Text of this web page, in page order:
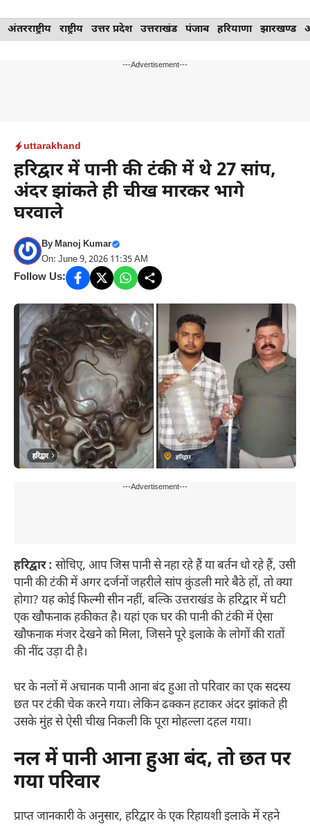
Skip
to
अंतरराष्ट्रीय राष्ट्रीय उत्तर प्रदेश उत्तराखंड पंजाब हरियाणा झारखण्ड
---Advertisement---
uttarakhand
हरिद्वार में पानी की टंकी में थे 27 सांप,
अंदर झांकते ही चीख मारकर भागे
घरवाले
ByManoj Kumar
On: June 9, 2026 11:35 AM
Follow Us:
---Advertisement---
हरिद्वार : सोचिए, आप जिस पानी से नहा रहे हैं या बर्तन धो रहे हैं, उसी
पानी की टंकी में अगर दर्जनों जहरीले सांप कुंडली मारे बैठे हों, तो क्या
होगा? यह कोई फिल्मी सीन नहीं, बल्कि उत्तराखंड के हरिद्वार में घटी
एक खौफनाक हकीकत है। यहां एक घर की पानी की टंकी में ऐसा
खौफनाक मंजर देखने को मिला, जिसने पूरे इलाके के लोगों की रातों
की नींद उड़ा दी है।
घर के नलों में अचानक पानी आना बंद हुआ तो परिवार का एक सदस्य
छत पर टंकी चेक करने गया। लेकिन ढक्कन हटाकर अंदर झांकते ही
उसके मुंह से ऐसी चीख निकली कि पूरा मोहल्ला दहल गया।
नल में पानी आना हुआ बंद, तो छत पर
गया परिवार
प्राप्त जानकारी के अनुसार, हरिद्वार के एक रिहायशी इलाके में रहने